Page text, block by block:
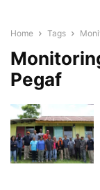
Home Tags
Pegaf